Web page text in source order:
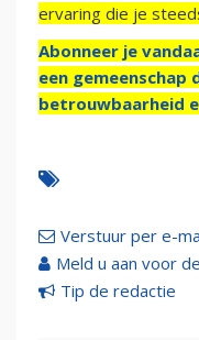
ervaring die je
Abonneer je
een
betrouwbaarheid
Verstuur per e-
Meld u aan voor
Tip de redactie